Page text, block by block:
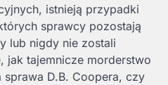
istnieją przypadki
sprawcy pozostają
lub nigdy nie zostali
jak tajemnicze morderstwo
sprawa D.B. Coopera, czy